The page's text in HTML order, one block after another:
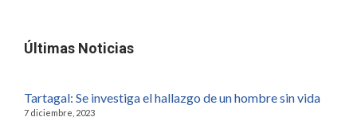
Últimas Noticias
Tartagal: Se investiga el hallazgo de un hombre sin vida
7 diciembre, 2023